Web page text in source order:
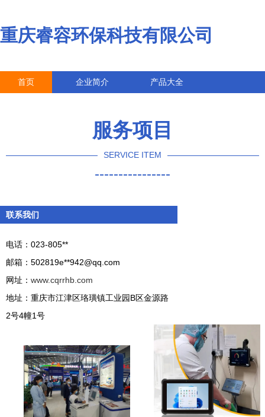
重庆睿容环保科技有限公司
首页 企业简介 产品大全
服务项目
SERVICE ITEM
----------------
联系我们
电话：023-805**
邮箱：502819e**942@qq.com
网址： www.cqrrhb.com
地址：重庆市江津区珞璜镇工业园B区金源路
2号4幢1号